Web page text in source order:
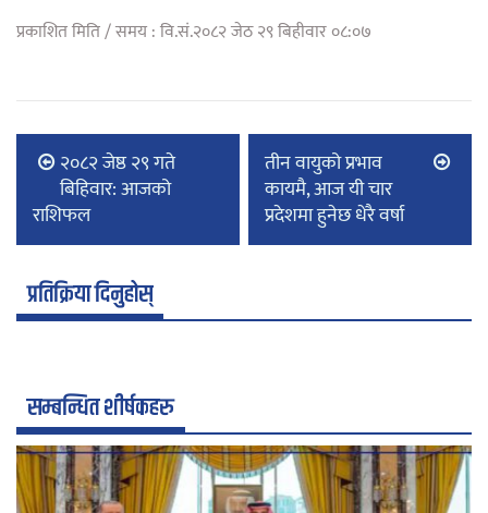
प्रकाशित मिति / समय : वि.सं.२०८२ जेठ २९ बिहीवार ०८:०७
२०८२ जेष्ठ २९ गते
बिहिवार: आजको
राशिफल
तीन वायुको प्रभाव
कायमै, आज यी चार
प्रदेशमा हुनेछ धेरै वर्षा
प्रतिक्रिया दिनुहोस्
सम्बन्धित शीर्षकहरु